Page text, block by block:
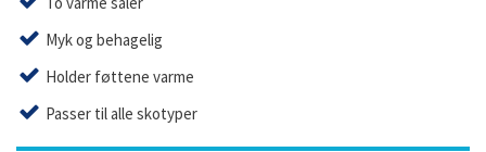
Myk og behagelig
Holder føttene varme
Passer til alle skotyper